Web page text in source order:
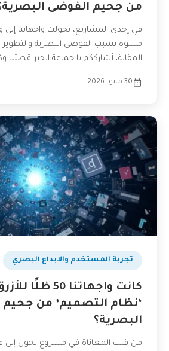
من جحيم الفوضى
في إحدى المشاريع، تحولت واجهاتنا
مشوه بسبب الفوضى البصرية
المقالة، أشارككم يا جماعة الخير
30 مايو، 2026
تجربة المستخدم والابداع البصري
كانت واجهاتنا
‘نظام التصميم’ من
البصرية؟
من قلب المعاناة في مشروع تحول